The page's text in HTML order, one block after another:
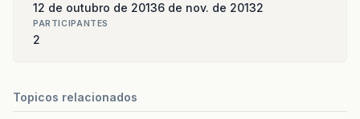
12 de outubro de 20136 de nov. de 20132
PARTICIPANTES
2
Topicos relacionados